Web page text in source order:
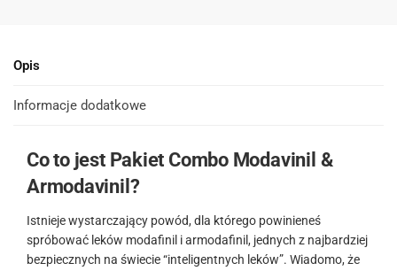
Opis
Informacje dodatkowe
Co to jest Pakiet Combo Modavinil &
Armodavinil?
Istnieje wystarczający powód, dla którego powinieneś
spróbować leków modafinil i armodafinil, jednych z najbardziej
bezpiecznych na świecie “inteligentnych leków”. Wiadomo, że